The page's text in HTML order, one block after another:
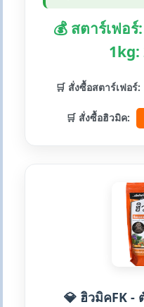
💰 สตาร์เฟอ
1kg:
🛒 สั่งซื้อสตาร์เฟอร์:
🛒 สั่งซื้อฮิวมิค:
💎 ฮิวมิคFK -